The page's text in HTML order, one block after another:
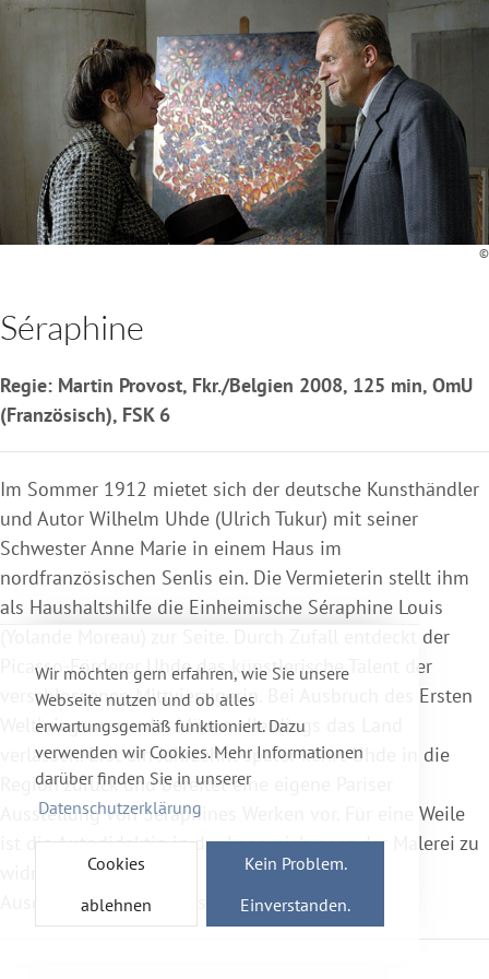
Wir möchten gern erfahren, wie Sie unsere
Webseite nutzen und ob alles
erwartungsgemäß funktioniert. Dazu
verwenden wir Cookies. Mehr Informationen
darüber finden Sie in unserer
Datenschutzerklärung
Cookies
ablehnen
Kein Problem.
Einverstanden.
©
Séraphine
Regie: Martin Provost, Fkr./Belgien 2008, 125 min, OmU
(Französisch), FSK 6
Im Sommer 1912 mietet sich der deutsche Kunsthändler
und Autor Wilhelm Uhde (Ulrich Tukur) mit seiner
Schwester Anne Marie in einem Haus im
nordfranzösischen Senlis ein. Die Vermieterin stellt ihm
als Haushaltshilfe die Einheimische Séraphine Louis
(Yolande Moreau) zur Seite. Durch Zufall entdeckt der
Picasso-Förderer Uhde das künstlerische Talent der
verschlossenen Mittvierzigerin. Bei Ausbruch des Ersten
Weltkriegs muss der Mäzen allerdings das Land
verlassen. Erst ein Jahrzehnt später kehrt Uhde in die
Region zurück und bereitet eine eigene Pariser
Ausstellung von Séraphines Werken vor. Für eine Weile
ist die Autodidaktin in der Lage, sich ganz der Malerei zu
Ausgezeichnet mit 7 Césars.